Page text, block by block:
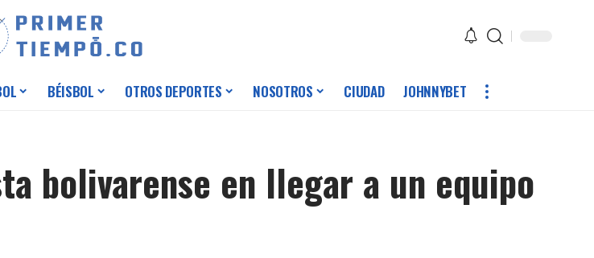
BÉISBOL OTROS DEPORTES NOSOTROS CIUDAD JOHNNYBET
bolivarense en llegar a un equipo